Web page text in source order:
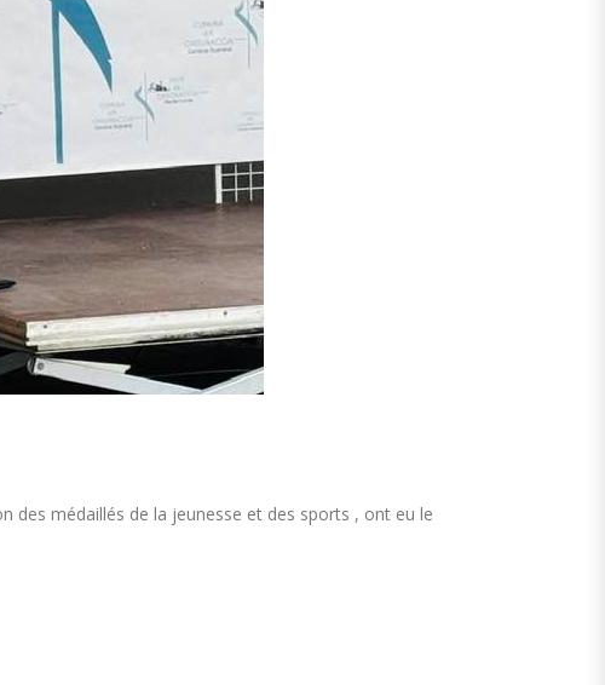
des médaillés de la jeunesse et des sports , ont eu le